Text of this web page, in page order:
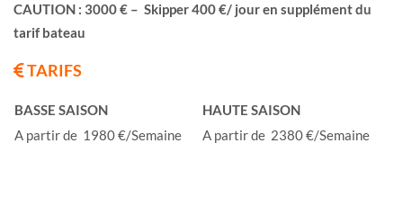
CAUTION : 3000 € – Skipper 400 €/ jour en supplément du
tarif bateau
TARIFS
BASSE SAISON
HAUTE SAISON
A partir de 1980 €/Semaine
A partir de 2380 €/Semaine